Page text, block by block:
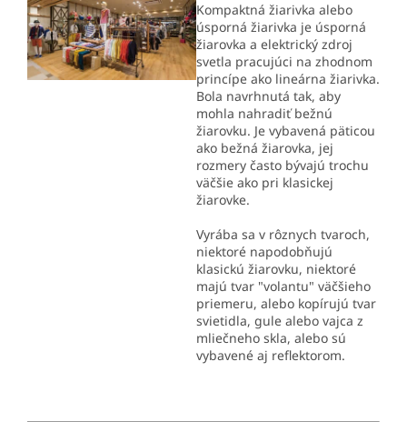
Kompaktná žiarivka alebo
úsporná žiarivka je úsporná
žiarovka a elektrický zdroj
svetla pracujúci na zhodnom
princípe ako lineárna žiarivka.
Bola navrhnutá tak, aby
mohla nahradiť bežnú
žiarovku. Je vybavená päticou
ako bežná žiarovka, jej
rozmery často bývajú trochu
väčšie ako pri klasickej
žiarovke.
Vyrába sa v rôznych tvaroch,
niektoré napodobňujú
klasickú žiarovku, niektoré
majú tvar "volantu" väčšieho
priemeru, alebo kopírujú tvar
svietidla, gule alebo vajca z
mliečneho skla, alebo sú
vybavené aj reflektorom.